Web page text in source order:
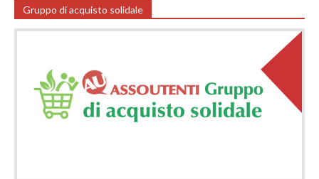
Gruppo di acquisto solidale